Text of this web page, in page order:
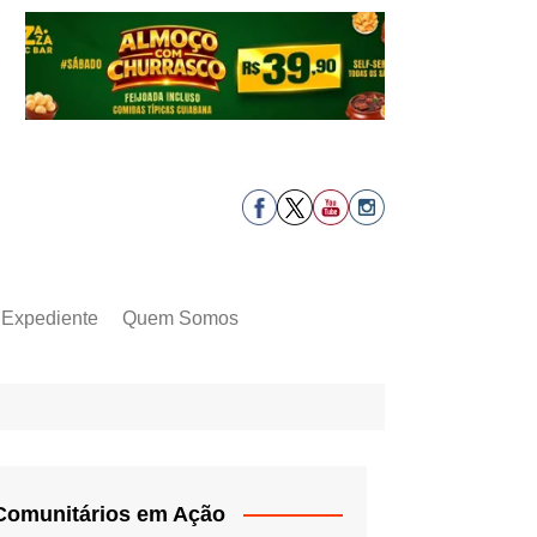
Expediente Quem Somos
em Ação